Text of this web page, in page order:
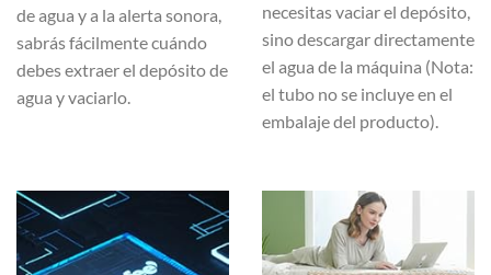
de agua y a la alerta sonora,
sabrás fácilmente cuándo
debes extraer el depósito de
agua y vaciarlo.
necesitas vaciar el depósito,
sino descargar directamente
el agua de la máquina (Nota:
el tubo no se incluye en el
embalaje del producto).